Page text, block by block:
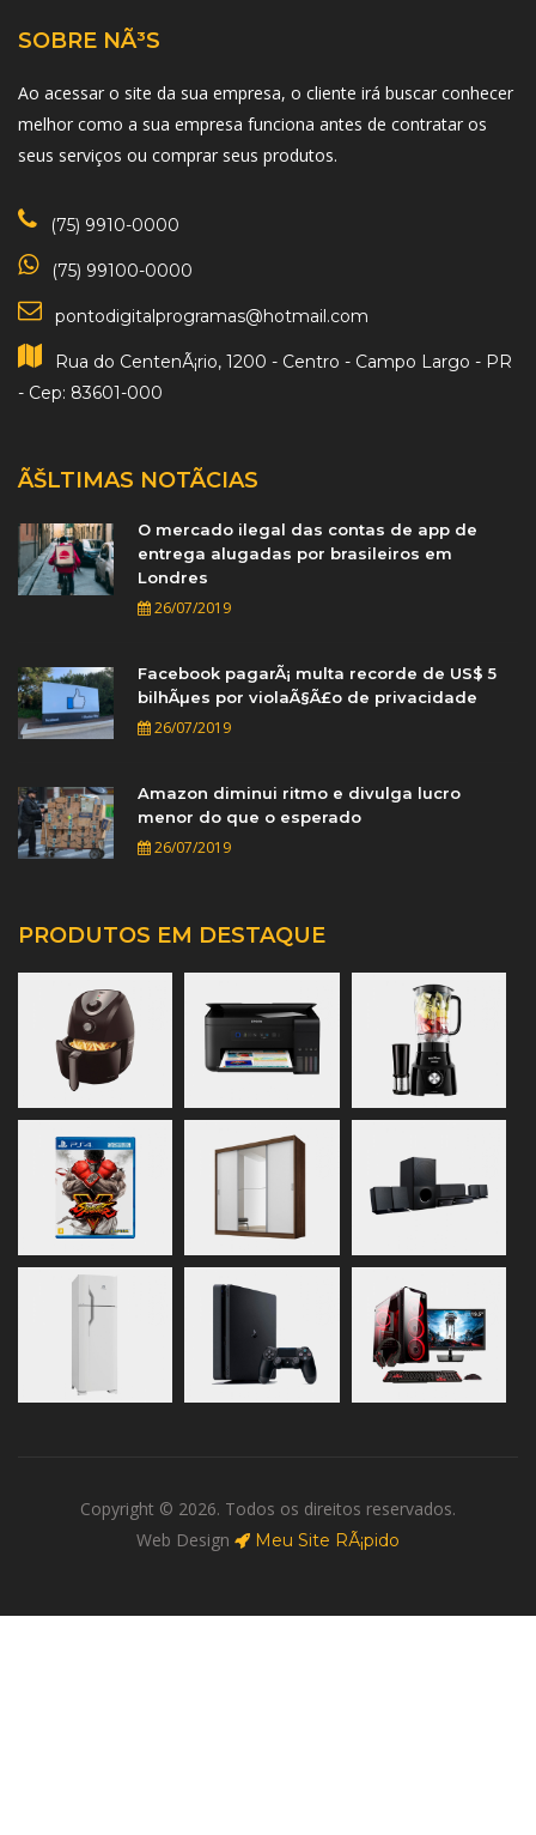
SOBRE NÃ³S
Ao acessar o site da sua empresa, o cliente irá buscar conhecer
melhor como a sua empresa funciona antes de contratar os
seus serviços ou comprar seus produtos.
(75) 9910-0000
(75) 99100-0000
pontodigitalprogramas@hotmail.com
Rua do CentenÃ¡rio, 1200 - Centro - Campo Largo - PR
- Cep: 83601-000
ÃŠLTIMAS NOTÃ­CIAS
O mercado ilegal das contas de app de
entrega alugadas por brasileiros em
Londres
26/07/2019
Facebook pagarÃ¡ multa recorde de US$ 5
bilhÃµes por violaÃ§Ã£o de privacidade
26/07/2019
Amazon diminui ritmo e divulga lucro
menor do que o esperado
26/07/2019
PRODUTOS EM DESTAQUE
Copyright © 2026. Todos os direitos reservados.
Web Design
Meu Site RÃ¡pido